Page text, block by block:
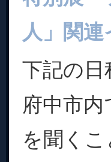
人」関
下記の日
府中市
を聞く